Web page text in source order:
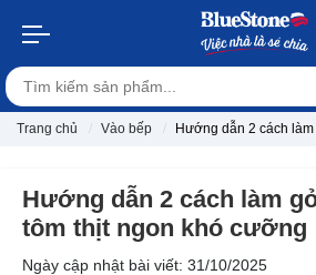
Trang chủ Vào bếp Hướng dẫn 2 cách
Hướng dẫn 2 cách làm
tôm thịt ngon khó cưỡng
Ngày cập nhật bài viết: 31/10/2025